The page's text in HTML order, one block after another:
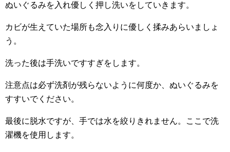
ぬいぐるみを入れ優しく押し洗いをしていきます。
カビが生えていた場所も念入りに優しく揉みあらいましょ
う。
洗った後は手洗いですすぎをします。
注意点は必ず洗剤が残らないように何度か、ぬいぐるみを
すすいでください。
最後に脱水ですが、手では水を絞りきれません。ここで洗
濯機を使用します。